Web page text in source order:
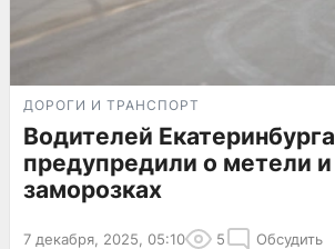
ДОРОГИ И ТРАНСПОРТ
Водителей Екатеринбурга
предупредили о метели и
заморозках
7 декабря, 2025, 05:10 5 Обсудить